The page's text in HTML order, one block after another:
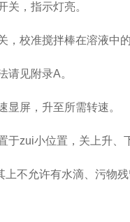
关，指示灯亮。
，校准搅拌棒在溶液中
请见附录A。
显屏，升至所需转速。
于zui小位置，关上升、
上不允许有水滴、污物残